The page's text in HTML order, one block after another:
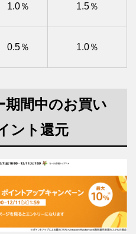
1.0％ 1.5％
0.5％ 1.0％
期間中のお買い
ント還元